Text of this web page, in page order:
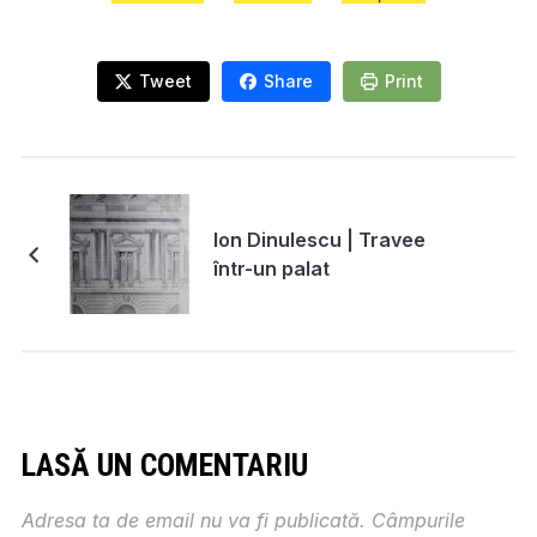
Tweet Share Print
Ion Dinulescu | Travee
într-un palat
LASĂ UN COMENTARIU
Adresa ta de email nu va fi publicată. Câmpurile